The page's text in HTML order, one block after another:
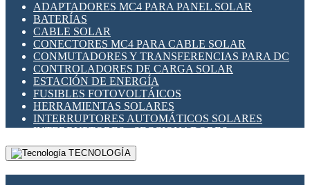
ADAPTADORES MC4 PARA PANEL SOLAR
BATERÍAS
CABLE SOLAR
CONECTORES MC4 PARA CABLE SOLAR
CONMUTADORES Y TRANSFERENCIAS PARA DC
CONTROLADORES DE CARGA SOLAR
ESTACIÓN DE ENERGÍA
FUSIBLES FOTOVOLTÁICOS
HERRAMIENTAS SOLARES
INTERRUPTORES AUTOMÁTICOS SOLARES
INTERRUPTORES - SECCIONADORES
FOTOVOLTÁICOS
MONTAJE PANEL SOLAR
TECNOLOGÍA